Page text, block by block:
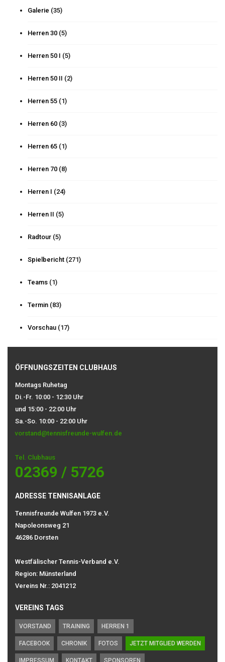
Galerie (35)
Herren 30 (5)
Herren 50 I (5)
Herren 50 II (2)
Herren 55 (1)
Herren 60 (3)
Herren 65 (1)
Herren 70 (8)
Herren I (24)
Herren II (5)
Radtour (5)
Spielbericht (271)
Teams (1)
Termin (83)
Vorschau (17)
ÖFFNUNGSZEITEN CLUBHAUS
Montags Ruhetag
Di.-Fr. 10:00 - 12:30 Uhr
und 15:00 - 22:00 Uhr
Sa.-So. 10:00 - 22:00 Uhr
vorstand@tennisfreunde-wulfen.de
Tel. Clubhaus
02369 / 5726
ADRESSE TENNISANLAGE
Tennisfreunde Wulfen 1973 e.V.
Napoleonsweg 21
46286 Dorsten
Westfälischer Tennis-Verband e.V.
Region: Münsterland
Vereins Nr.: 2041212
VEREINS TAGS
VORSTAND TRAINING HERREN 1
FACEBOOK CHRONIK FOTOS JETZT MITGLIED WERDEN
IMPRESSUM KONTAKT SPONSOREN